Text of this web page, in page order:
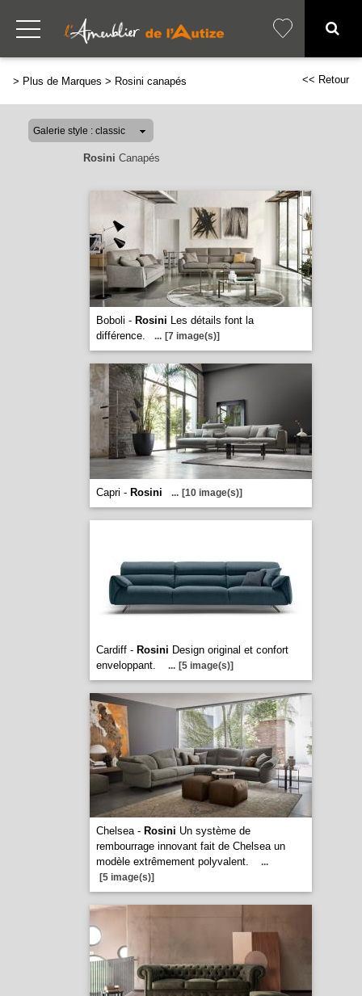
> Plus de Marques > Rosini canapés << Retour
Rosini Canapés
Boboli - Rosini Les détails font la
différence.
... [7 image(s)]
Capri - Rosini ... [10 image(s)]
Cardiff - Rosini Design original et confort
enveloppant.
... [5 image(s)]
Chelsea - Rosini Un système de
rembourrage innovant fait de Chelsea un
modèle extrêmement polyvalent.
...
[5 image(s)]